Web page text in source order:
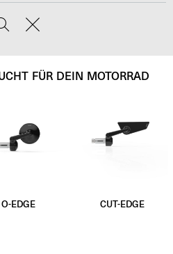
FÜR DEIN MOTORRAD
O-EDGE CUT-EDGE